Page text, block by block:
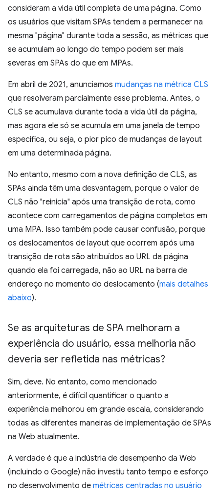
consideram a vida útil completa de uma página. Como
os usuários que visitam SPAs tendem a permanecer na
mesma "página" durante toda a sessão, as métricas que
se acumulam ao longo do tempo podem ser mais
severas em SPAs do que em MPAs.
Em abril de 2021, anunciamos mudanças na métrica CLS
que resolveram parcialmente esse problema. Antes, o
CLS se acumulava durante toda a vida útil da página,
mas agora ele só se acumula em uma janela de tempo
específica, ou seja, o pior pico de mudanças de layout
em uma determinada página.
No entanto, mesmo com a nova definição de CLS, as
SPAs ainda têm uma desvantagem, porque o valor de
CLS não "reinicia" após uma transição de rota, como
acontece com carregamentos de página completos em
uma MPA. Isso também pode causar confusão, porque
os deslocamentos de layout que ocorrem após uma
transição de rota são atribuídos ao URL da página
quando ela foi carregada, não ao URL na barra de
endereço no momento do deslocamento (mais detalhes
abaixo).
Se as arquiteturas de SPA melhoram a
experiência do usuário, essa melhoria não
deveria ser refletida nas métricas?
Sim, deve. No entanto, como mencionado
anteriormente, é difícil quantificar o quanto a
experiência melhorou em grande escala, considerando
todas as diferentes maneiras de implementação de SPAs
na Web atualmente.
A verdade é que a indústria de desempenho da Web
(incluindo o Google) não investiu tanto tempo e esforço
no desenvolvimento de métricas centradas no usuário